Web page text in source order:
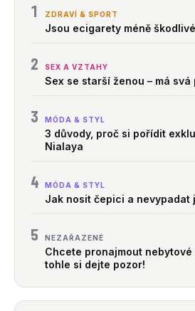
1 ZDRAVÍ & SPORT
Jsou ecigarety méně
2 SEX A VZTAHY
Sex se starší ženou – má svá
3 MÓDA & STYL
3 důvody, proč si pořídit
Nialaya
4 MÓDA & STYL
Jak nosit čepici a nevypadat
5 NEZAŘAZENÉ
Chcete pronajmout nebytové
tohle si dejte pozor!